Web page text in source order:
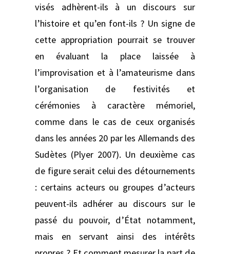
visés adhèrent-ils à un discours sur
l’histoire et qu’en font-ils ? Un signe de
cette appropriation pourrait se trouver
en évaluant la place laissée à
l’improvisation et à l’amateurisme dans
l’organisation de festivités et
cérémonies à caractère mémoriel,
comme dans le cas de ceux organisés
dans les années 20 par les Allemands des
Sudètes (Plyer 2007). Un deuxième cas
de figure serait celui des détournements
: certains acteurs ou groupes d’acteurs
peuvent-ils adhérer au discours sur le
passé du pouvoir, d’État notamment,
mais en servant ainsi des intérêts